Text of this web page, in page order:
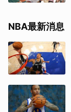
NBA最新消息